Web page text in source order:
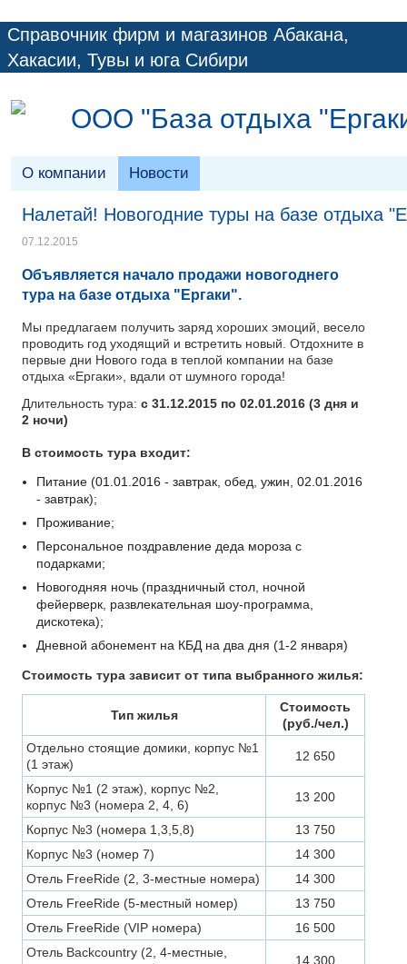
Справочник фирм и магазинов Абакана,
Хакасии, Тувы и юга Сибири
ООО "База отдыха
О компании Новости
Налетай! Новогодние туры на базе отдыха
07.12.2015
Объявляется начало продажи новогоднего
тура на базе отдыха "Ергаки".
Мы предлагаем получить заряд хороших эмоций, весело
проводить год уходящий и встретить новый. Отдохните в
первые дни Нового года в теплой компании на базе
отдыха «Ергаки», вдали от шумного города!
Длительность тура: с 31.12.2015 по 02.01.2016 (3 дня и
2 ночи)
В стоимость тура входит:
Питание (01.01.2016 - завтрак, обед, ужин, 02.01.2016
- завтрак);
Проживание;
Персональное поздравление деда мороза с
подарками;
Новогодняя ночь (праздничный стол, ночной
фейерверк, развлекательная шоу-программа,
дискотека);
Дневной абонемент на КБД на два дня (1-2 января)
Стоимость тура зависит от типа выбранного жилья:
Тип жилья
Стоимость
(руб./чел.)
Отдельно стоящие домики, корпус №1
(1 этаж)
12 650
Корпус №1 (2 этаж), корпус №2,
корпус №3 (номера 2, 4, 6)
13 200
Корпус №3 (номера 1,3,5,8)
13 750
Корпус №3 (номер 7)
14 300
Отель FreeRide (2, 3-местные номера)
14 300
Отель FreeRide (5-местный номер)
13 750
Отель FreeRide (VIP номера)
16 500
Отель Backcountry (2, 4-местные,
14 300